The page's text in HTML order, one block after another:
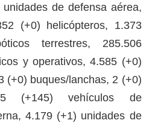
de defensa aérea,
(+0) helicópteros, 1.373
terrestres, 285.506
y operativos, 4.585 (+0)
(+0) buques/lanchas, 2 (+0)
(+145) vehículos de
4.179 (+1) unidades de